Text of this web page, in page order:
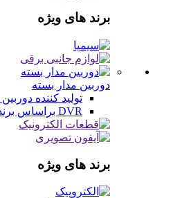
برند های ویژه
دوربین مدار بسته
تولید کننده دوربین
DVR براساس برند
برند های ویژه